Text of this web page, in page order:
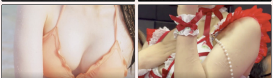
まさかの『こう』回答してしまうw
w w w w w w w
れ…